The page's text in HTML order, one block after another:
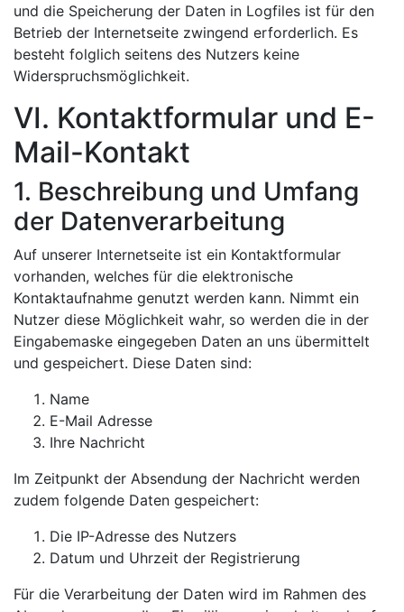
und die Speicherung der Daten in Logfiles ist für den
Betrieb der Internetseite zwingend erforderlich. Es
besteht folglich seitens des Nutzers keine
Widerspruchsmöglichkeit.
VI. Kontaktformular und E-
Mail-Kontakt
1. Beschreibung und Umfang
der Datenverarbeitung
Auf unserer Internetseite ist ein Kontaktformular
vorhanden, welches für die elektronische
Kontaktaufnahme genutzt werden kann. Nimmt ein
Nutzer diese Möglichkeit wahr, so werden die in der
Eingabemaske eingegeben Daten an uns übermittelt
und gespeichert. Diese Daten sind:
Name
E-Mail Adresse
Ihre Nachricht
Im Zeitpunkt der Absendung der Nachricht werden
zudem folgende Daten gespeichert:
Die IP-Adresse des Nutzers
Datum und Uhrzeit der Registrierung
Für die Verarbeitung der Daten wird im Rahmen des